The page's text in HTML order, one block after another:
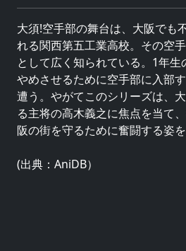
大須!空手部の舞台は、大阪でも
れる関西第五工業高校。その空
として広く知られている。1年
やめさせるために空手部に入部
遭う。やがてこのシリーズは、
る主将の高木義之に焦点を当て
阪の街を守るために奮闘する姿を
(出典：AniDB）